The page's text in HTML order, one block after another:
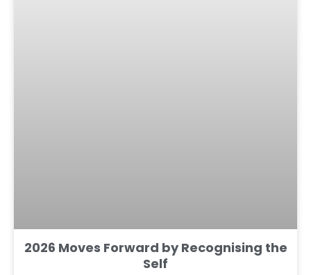
2026 Moves Forward by Recognising the
Self